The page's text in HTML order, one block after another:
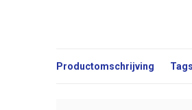
Productomschrijving Tags